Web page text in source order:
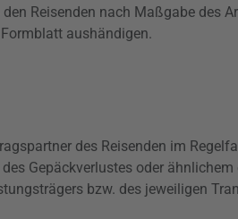
Reisenden nach Maßgabe des
aushändigen.
des Reisenden im
Gepäckverlustes oder ähnlichem
bzw. des jeweiligen